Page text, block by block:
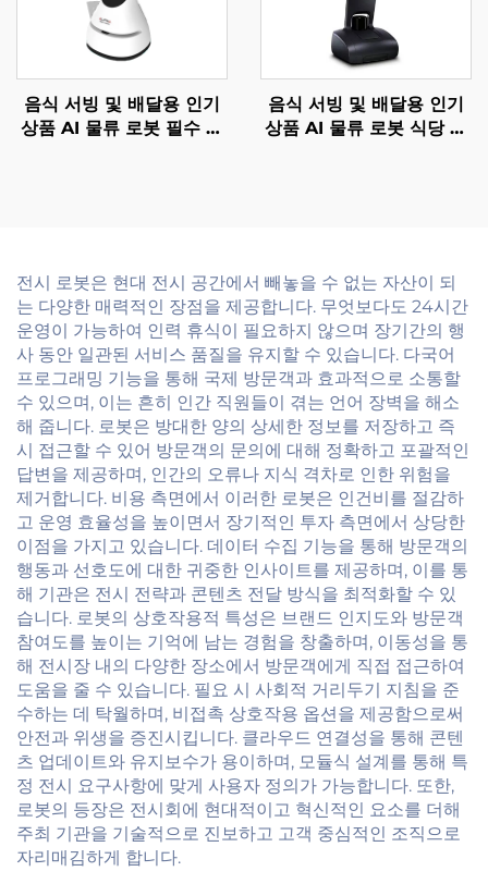
음식 서빙 및 배달용 인기
상품 AI 물류 로봇 필수 서
음식 서빙 및 배달용 인기
상품 AI 물류 로봇 식당 및
전시 로봇은 현대 전시 공간에서 빼놓을 수 없는 자산이 되
는 다양한 매력적인 장점을 제공합니다. 무엇보다도 24시간
운영이 가능하여 인력 휴식이 필요하지 않으며 장기간의 행
사 동안 일관된 서비스 품질을 유지할 수 있습니다. 다국어
프로그래밍 기능을 통해 국제 방문객과 효과적으로 소통할
수 있으며, 이는 흔히 인간 직원들이 겪는 언어 장벽을 해소
해 줍니다. 로봇은 방대한 양의 상세한 정보를 저장하고 즉
시 접근할 수 있어 방문객의 문의에 대해 정확하고 포괄적인
답변을 제공하며, 인간의 오류나 지식 격차로 인한 위험을
제거합니다. 비용 측면에서 이러한 로봇은 인건비를 절감하
고 운영 효율성을 높이면서 장기적인 투자 측면에서 상당한
이점을 가지고 있습니다. 데이터 수집 기능을 통해 방문객의
행동과 선호도에 대한 귀중한 인사이트를 제공하며, 이를 통
해 기관은 전시 전략과 콘텐츠 전달 방식을 최적화할 수 있
습니다. 로봇의 상호작용적 특성은 브랜드 인지도와 방문객
참여도를 높이는 기억에 남는 경험을 창출하며, 이동성을 통
해 전시장 내의 다양한 장소에서 방문객에게 직접 접근하여
도움을 줄 수 있습니다. 필요 시 사회적 거리두기 지침을 준
수하는 데 탁월하며, 비접촉 상호작용 옵션을 제공함으로써
안전과 위생을 증진시킵니다. 클라우드 연결성을 통해 콘텐
츠 업데이트와 유지보수가 용이하며, 모듈식 설계를 통해 특
정 전시 요구사항에 맞게 사용자 정의가 가능합니다. 또한,
로봇의 등장은 전시회에 현대적이고 혁신적인 요소를 더해
주최 기관을 기술적으로 진보하고 고객 중심적인 조직으로
자리매김하게 합니다.